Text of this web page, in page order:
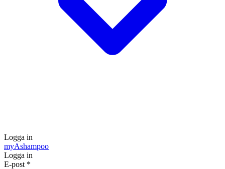
Logga in
myAshampoo
Logga in
E-post *